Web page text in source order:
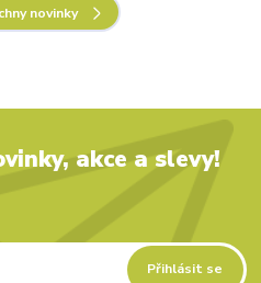
novinky
akce a slevy!
Přihlásit se